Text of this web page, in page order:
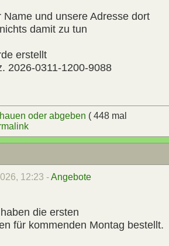
Name und unsere Adresse dort
damit zu tun
erstellt
2026-0311-1200-9088
oder abgeben ( 448 mal
12:23 -Angebote
die ersten
für kommenden Montag bestellt.